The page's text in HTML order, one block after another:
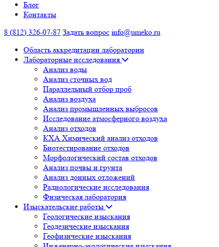
Блог
Контакты
8 (812) 326-07-87 Задать вопрос info@umeko.ru
Область аккредитации лаборатории
Лабораторные исследования
Анализ воды
Анализ сточных вод
Параллельный отбор проб
Анализ воздуха
Анализ промышленных выбросов
Исследование атмосферного воздуха
Анализ отходов
КХА Химический анализ отходов
Биотестирование отходов
Морфологический состав отходов
Анализ почвы и грунта
Анализ донных отложений
Радиологические исследования
Физическая лаборатория
Изыскательские работы
Геологические изыскания
Геодезические изыскания
Геофизические изыскания